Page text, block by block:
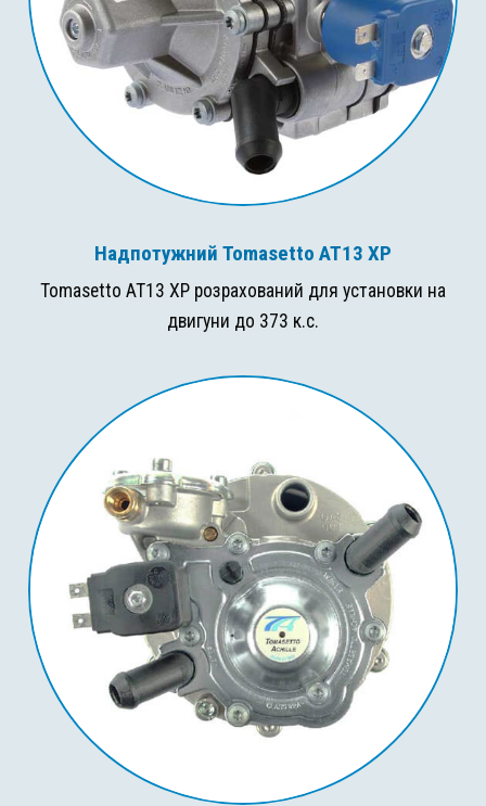
Надпотужний Tomasetto AT13 XP
Tomasetto AT13 XP розрахований для установки на
двигуни до 373 к.с.